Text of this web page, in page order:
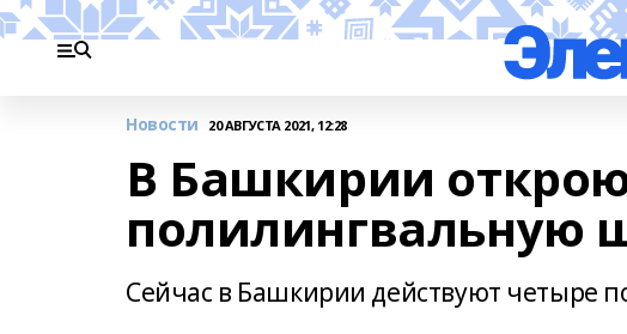
Новости 20 АВГУСТА 2021, 12:28
В Башкирии
полилингвальную
Сейчас в Башкирии действуют четыре